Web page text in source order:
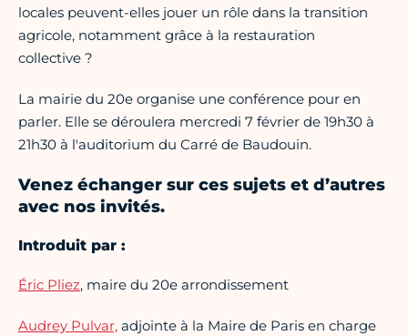
locales peuvent-elles jouer un rôle dans la transition
agricole, notamment grâce à la restauration
collective ?
La mairie du 20e organise une conférence pour en
parler. Elle se déroulera mercredi 7 février de 19h30 à
21h30 à l'auditorium du Carré de Baudouin.
Venez échanger sur ces sujets et d’autres
avec nos invités.
Introduit par :
Éric Pliez, maire du 20e arrondissement
Audrey Pulvar, adjointe à la Maire de Paris en charge